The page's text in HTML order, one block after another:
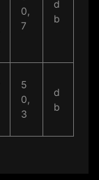
0,
7
d
b
5
0,
3
d
b